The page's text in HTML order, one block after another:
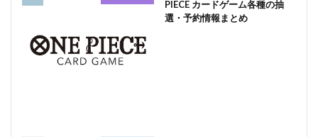
PIECE カードゲーム各種の抽
選・予約情報まとめ